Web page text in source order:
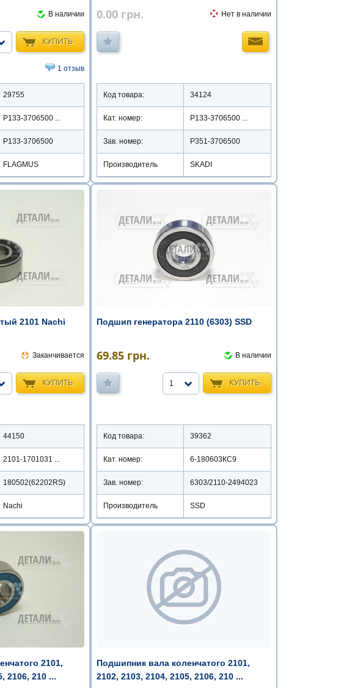
В наличии
КУПИТЬ
1 отзыв
29755
Р133-3706500 ...
Р133-3706500
FLAGMUS
0.00 грн. Нет в наличии
Код товара: 34124
Кат. номер: Р133-3706500 ...
Зав. номер: Р351-3706500
Производитель SKADI
2101 Nachi
Заканчивается
КУПИТЬ
44150
2101-1701031 ...
180502(62202RS)
Nachi
Подшип генератора 2110 (6303) SSD
69.85 грн. В наличии
КУПИТЬ
1
Код товара: 39362
Кат. номер: 6-180603КС9
Зав. номер: 6303/2110-2494023
Производитель SSD
2101,
2106, 210 ...
Подшипник вала коленчатого 2101,
2102, 2103, 2104, 2105, 2106, 210 ...